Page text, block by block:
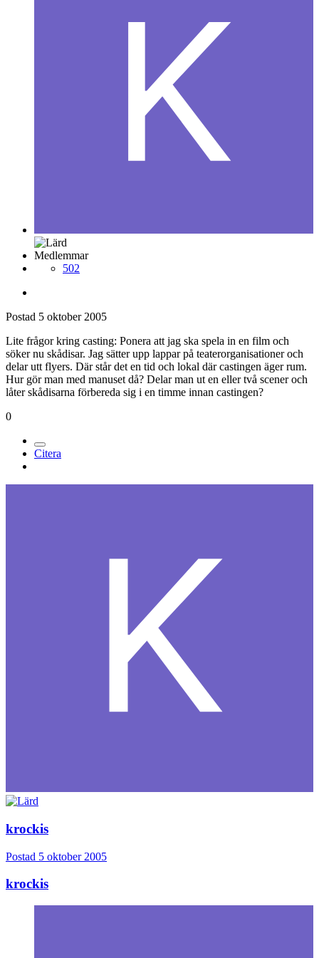
Medlemmar
502
Postad 5 oktober 2005
Lite frågor kring casting: Ponera att jag ska spela in en film och
söker nu skådisar. Jag sätter upp lappar på teaterorganisationer och
delar utt flyers. Där står det en tid och lokal där castingen äger rum.
Hur gör man med manuset då? Delar man ut en eller två scener och
låter skådisarna förbereda sig i en timme innan castingen?
0
Citera
krockis
Postad 5 oktober 2005
krockis